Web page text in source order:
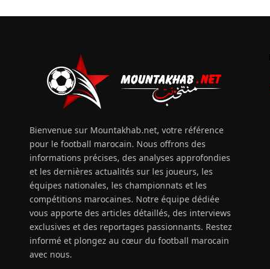
Bienvenue sur Mountakhab.net, votre référence
pour le football marocain. Nous offrons des
informations précises, des analyses approfondies
et les dernières actualités sur les joueurs, les
équipes nationales, les championnats et les
compétitions marocaines. Notre équipe dédiée
vous apporte des articles détaillés, des interviews
exclusives et des reportages passionnants. Restez
informé et plongez au cœur du football marocain
avec nous.